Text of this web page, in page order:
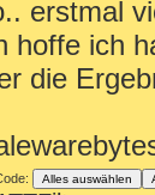
erstmal
hoffe ich
die
Alles auswählen